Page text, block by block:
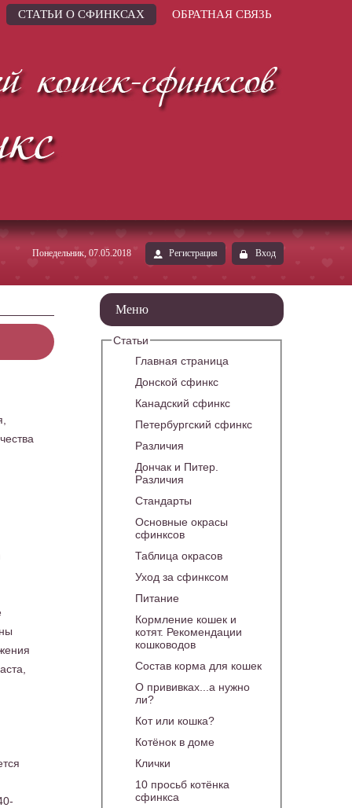
СТАТЬИ О СФИНКСАХ ОБРАТНАЯ СВЯЗЬ
Понедельник, 07.05.2018 Регистрация Вход
Меню
Статьи
Главная страница
Донской сфинкс
Канадский сфинкс
Петербургский сфинкс
Различия
Дончак и Питер.
Различия
Стандарты
Основные окрасы
сфинксов
Таблица окрасов
Уход за сфинксом
Питание
Кормление кошек и
котят. Рекомендации
кошководов
Состав корма для кошек
О прививках...а нужно
ли?
Кот или кошка?
Котёнок в доме
Клички
10 просьб котёнка
сфинкса